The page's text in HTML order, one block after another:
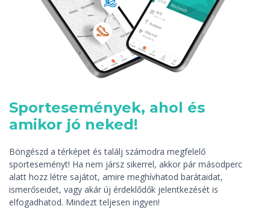
Sportesemények, ahol és
amikor jó neked!
Böngészd a térképet és találj számodra megfelelő
sporteseményt! Ha nem jársz sikerrel, akkor pár másodperc
alatt hozz létre sajátot, amire meghívhatod barátaidat,
ismerőseidet, vagy akár új érdeklődők jelentkezését is
elfogadhatod. Mindezt teljesen ingyen!